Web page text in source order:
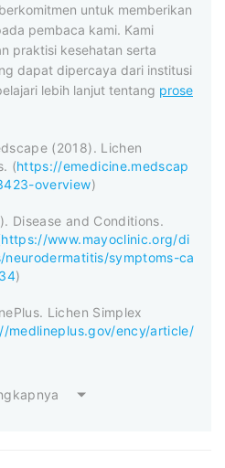
untuk memberikan
pembaca kami. Kami
praktisi kesehatan serta
dapat dipercaya dari institusi
lebih lanjut tentang prose
(2018). Lichen
(https://emedicine.medscap
overview)
Disease and Conditions.
https://www.mayoclinic.org/di
neurodermatitis/symptoms-ca
)
Lichen Simplex
medlineplus.gov/ency/article/